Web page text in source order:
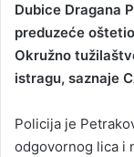
Dubice Dragana
preduzeće
Okružno
istragu, saznaje
Policija je
odgovornog lica i